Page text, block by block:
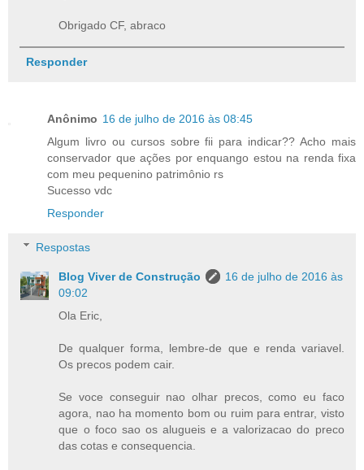
Obrigado CF, abraco
Responder
Anônimo 16 de julho de 2016 às 08:45
Algum livro ou cursos sobre fii para indicar?? Acho mais
conservador que ações por enquango estou na renda fixa
com meu pequenino patrimônio rs
Sucesso vdc
Responder
Respostas
Blog Viver de Construção
16 de julho de 2016 às
09:02
Ola Eric,
De qualquer forma, lembre-de que e renda variavel.
Os precos podem cair.
Se voce conseguir nao olhar precos, como eu faco
agora, nao ha momento bom ou ruim para entrar, visto
que o foco sao os alugueis e a valorizacao do preco
das cotas e consequencia.